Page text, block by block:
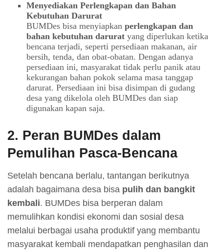
Menyediakan Perlengkapan dan Bahan
Kebutuhan Darurat
BUMDes bisa menyiapkan perlengkapan dan
bahan kebutuhan daruratyang diperlukan ketika
bencana terjadi, seperti persediaan makanan, air
bersih, tenda, dan obat-obatan. Dengan adanya
persediaan ini, masyarakat tidak perlu panik atau
kekurangan bahan pokok selama masa tanggap
darurat. Persediaan ini bisa disimpan di gudang
desa yang dikelola oleh BUMDes dan siap
digunakan kapan saja.
2. Peran BUMDes dalam
Pemulihan Pasca-Bencana
Setelah bencana berlalu, tantangan berikutnya
adalah bagaimana desa bisa pulih dan bangkit
kembali. BUMDes bisa berperan dalam
memulihkan kondisi ekonomi dan sosial desa
melalui berbagai usaha produktif yang membantu
masyarakat kembali mendapatkan penghasilan dan